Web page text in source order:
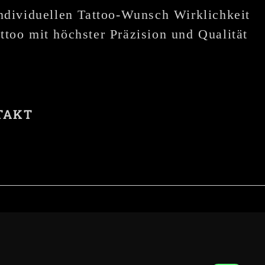
Tattoo-Wunsch Wirklichkeit
mit höchster Präzision und Qualität